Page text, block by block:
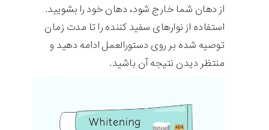
از دهان شما خارج شود، دهان خود را بشویید.
استفاده از نوارهای سفید کننده را تا مدت زمان
توصیه شده بر روی دستورالعمل ادامه دهید و
منتظر دیدن نتیجه آن باشید.